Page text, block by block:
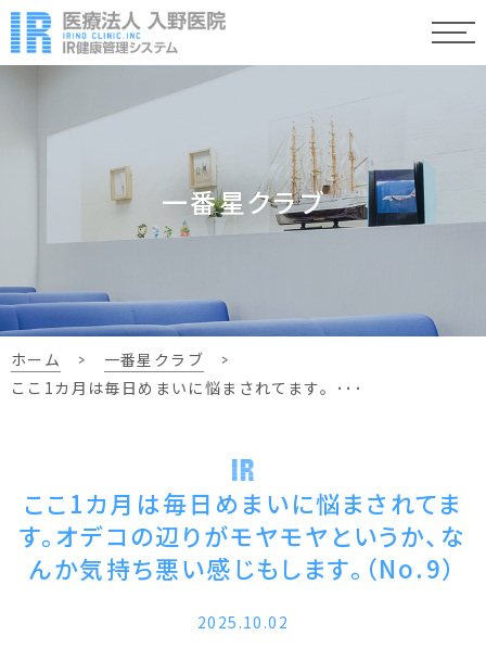
一番星クラブ
ホーム > 一番星クラブ
>
ここ1カ月は毎日めまいに悩まされてます。･･･
ここ1カ月は毎日めまいに悩まされてま
す。オデコの辺りがモヤモヤというか、な
んか気持ち悪い感じもします。（No.9）
2025.10.02